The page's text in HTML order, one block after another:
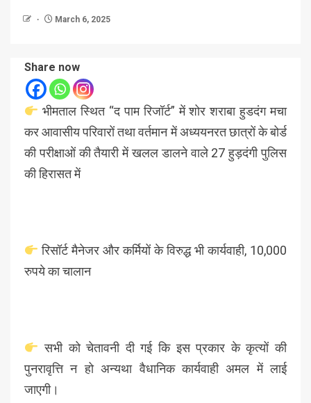
March 6, 2025
Share now
भीमताल स्थित “द पाम रिजॉर्ट” में शोर शराबा हुडदंग मचा
कर आवासीय परिवारों तथा वर्तमान में अध्ययनरत छात्रों के बोर्ड
की परीक्षाओं की तैयारी में खलल डालने वाले 27 हुड़दंगी पुलिस
की हिरासत में
रिसॉर्ट मैनेजर और कर्मियों के विरुद्ध भी कार्यवाही, 10,000
रुपये का चालान
सभी को चेतावनी दी गई कि इस प्रकार के कृत्यों की
पुनरावृत्ति न हो अन्यथा वैधानिक कार्यवाही अमल में लाई
जाएगी।